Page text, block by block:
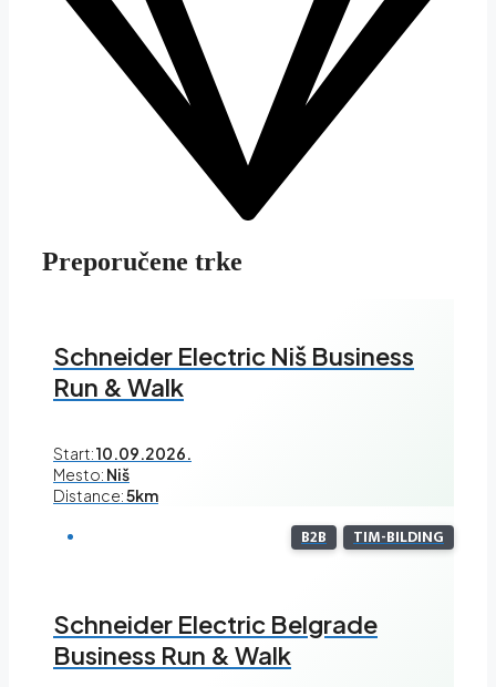
Preporučene trke
Schneider Electric Niš Business
Run & Walk
Start:10.09.2026.
Mesto: Niš
Distance:5km
B2B TIM-BILDING
Schneider Electric Belgrade
Business Run & Walk